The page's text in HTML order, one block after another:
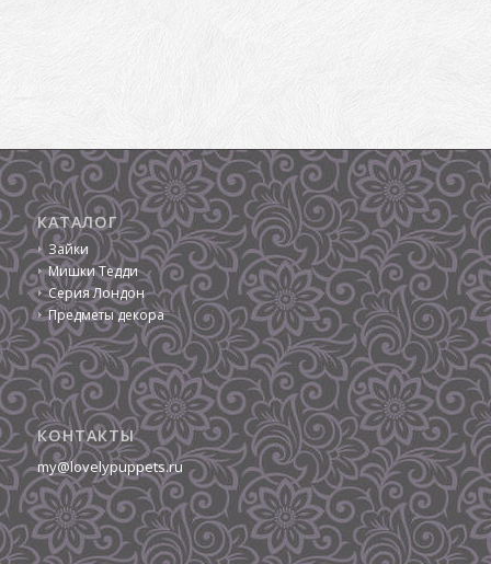
КАТАЛОГ
Зайки
Мишки Тедди
Серия Лондон
Предметы декора
КОНТАКТЫ
my@lovelypuppets.ru